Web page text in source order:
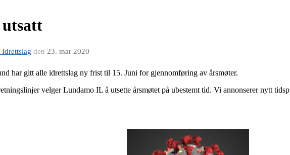
den 23. mar 2020
har gitt alle idrettslag ny frist til 15. Juni for gjennomføring av årsmøter.
velger Lundamo IL å utsette årsmøtet på ubestemt tid. Vi annonserer nytt